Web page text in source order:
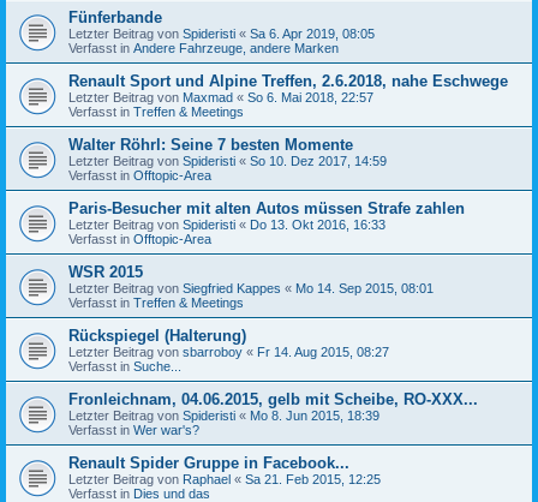
Fünferbande
Letzter Beitrag von Spideristi « Sa 6. Apr 2019, 08:05
Verfasst in Andere Fahrzeuge, andere Marken
Renault Sport und Alpine Treffen, 2.6.2018, nahe Eschwege
Letzter Beitrag von Maxmad « So 6. Mai 2018, 22:57
Verfasst in Treffen & Meetings
Walter Röhrl: Seine 7 besten Momente
Letzter Beitrag von Spideristi « So 10. Dez 2017, 14:59
Verfasst in Offtopic-Area
Paris-Besucher mit alten Autos müssen Strafe zahlen
Letzter Beitrag von Spideristi « Do 13. Okt 2016, 16:33
Verfasst in Offtopic-Area
WSR 2015
Letzter Beitrag von Siegfried Kappes « Mo 14. Sep 2015, 08:01
Verfasst in Treffen & Meetings
Rückspiegel (Halterung)
Letzter Beitrag von sbarroboy « Fr 14. Aug 2015, 08:27
Verfasst in Suche...
Fronleichnam, 04.06.2015, gelb mit Scheibe, RO-XXX...
Letzter Beitrag von Spideristi « Mo 8. Jun 2015, 18:39
Verfasst in Wer war's?
Renault Spider Gruppe in Facebook...
Letzter Beitrag von Raphael « Sa 21. Feb 2015, 12:25
Verfasst in Dies und das